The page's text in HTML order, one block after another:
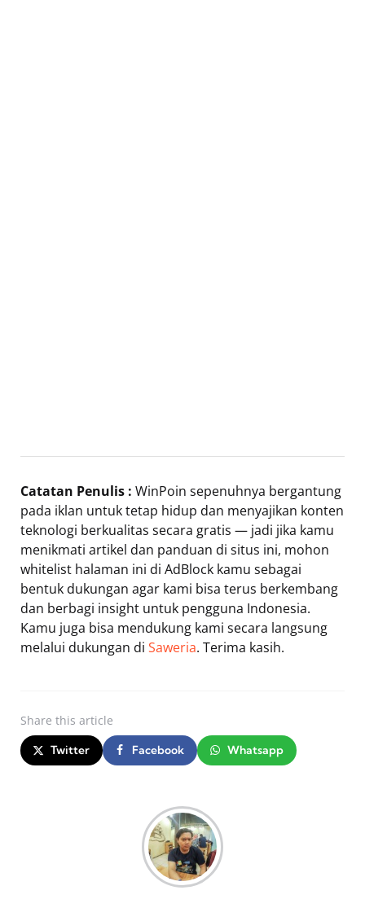
Catatan Penulis : WinPoin sepenuhnya bergantung
pada iklan untuk tetap hidup dan menyajikan konten
teknologi berkualitas secara gratis — jadi jika kamu
menikmati artikel dan panduan di situs ini, mohon
whitelist halaman ini di AdBlock kamu sebagai
bentuk dukungan agar kami bisa terus berkembang
dan berbagi insight untuk pengguna Indonesia.
Kamu juga bisa mendukung kami secara langsung
melalui dukungan di Saweria. Terima kasih.
Share this article
Twitter Facebook Whatsapp